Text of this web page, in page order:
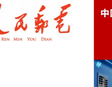
电子
为MINISO FRIENDS华熙LIVE·五棵松